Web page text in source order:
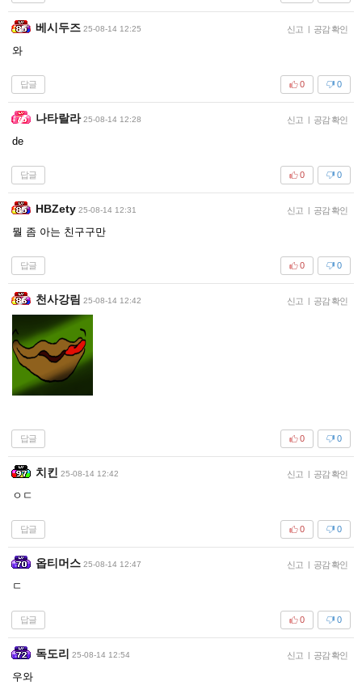
베시두즈 25-08-14 12:25 신고 | 공감 확인
와
답글 0
0
나타랄라 25-08-14 12:28 신고 | 공감 확인
de
답글 0
0
HBZety 25-08-14 12:31 신고 | 공감 확인
뭘 좀 아는 친구구만
답글 0
0
천사강림 25-08-14 12:42 신고 | 공감 확인
답글 0
0
치킨 25-08-14 12:42 신고 | 공감 확인
ㅇㄷ
답글 0
0
옵티머스 25-08-14 12:47 신고 | 공감 확인
ㄷ
답글 0
0
독도리 25-08-14 12:54 신고 | 공감 확인
우와